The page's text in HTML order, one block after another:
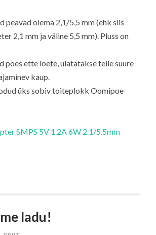
peavad olema 2,1/5,5 mm (ehk siis
2,1 mm ja väline 5,5 mm). Pluss on
poes ette loete, ulatatakse teile suure
kaup.
üks sobiv toiteplokk Oomipoe
SMPS 5V 1.2A 6W 2.1/5.5mm
ladu!